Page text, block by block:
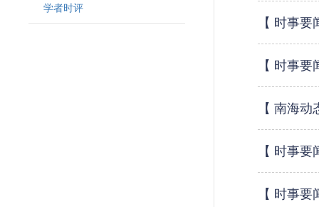
学者时评
【 时事
【 时事
【 南海
【 时事
【 时事